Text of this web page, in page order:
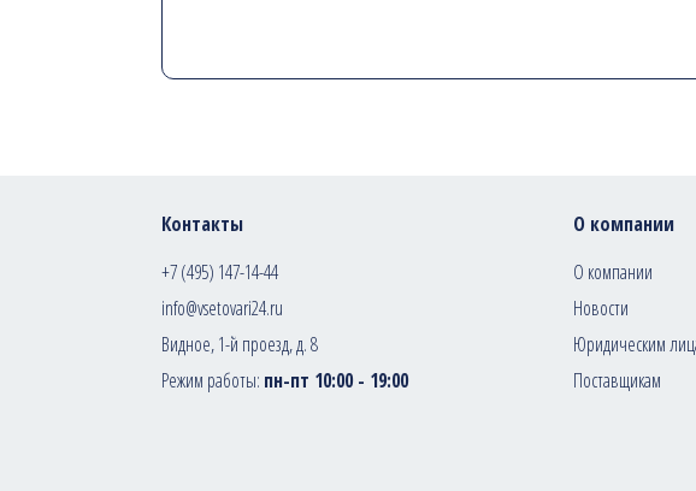
Контакты
+7 (495) 147-14-44
info@vsetovari24.ru
Видное, 1-й проезд, д. 8
Режим работы: пн-пт 10:00 - 19:00
О компании
О компании
Новости
Юридическим
Поставщикам